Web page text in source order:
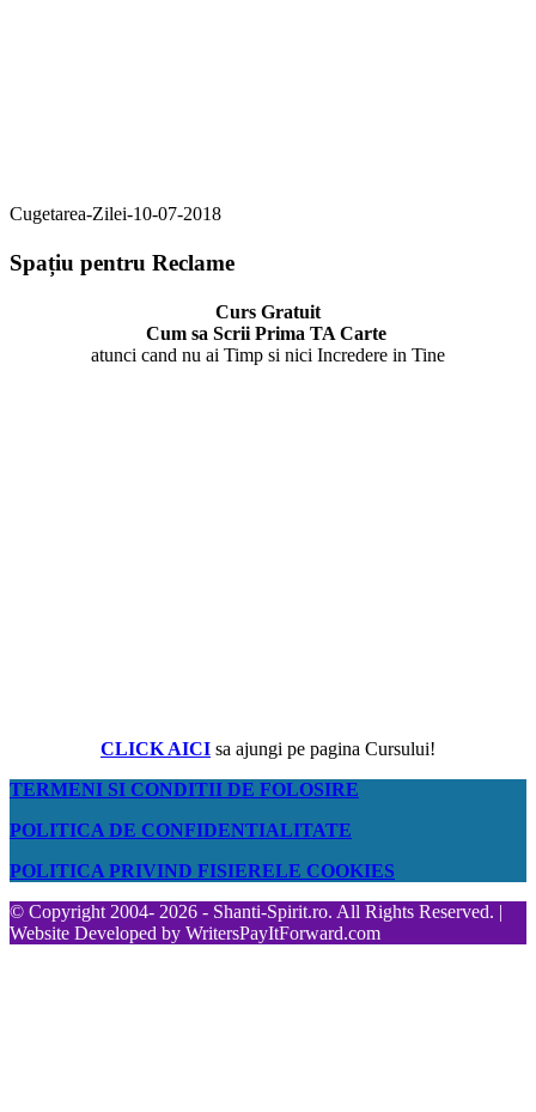
Cugetarea-Zilei-10-07-2018
Spațiu pentru Reclame
Curs Gratuit
Cum sa Scrii Prima TA Carte
atunci cand nu ai Timp si nici Incredere in Tine
CLICK AICI sa ajungi pe pagina Cursului!
TERMENI SI CONDITII DE FOLOSIRE
POLITICA DE CONFIDENTIALITATE
POLITICA PRIVIND FISIERELE COOKIES
© Copyright 2004- 2026 - Shanti-Spirit.ro. All Rights Reserved. |
Website Developed by WritersPayItForward.com